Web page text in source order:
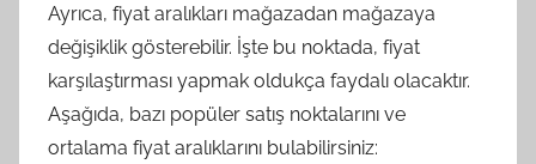
Ayrıca, fiyat aralıkları mağazadan mağazaya
değişiklik gösterebilir. İşte bu noktada, fiyat
karşılaştırması yapmak oldukça faydalı olacaktır.
Aşağıda, bazı popüler satış noktalarını ve
ortalama fiyat aralıklarını bulabilirsiniz: